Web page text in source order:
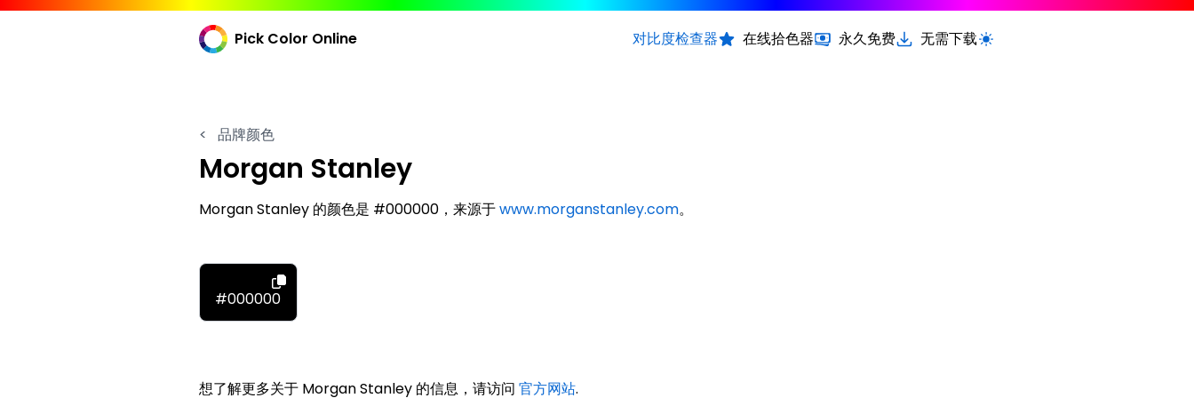
Pick Color Online 对比度检查器 在线拾色器 永久免费 无需下载切换浅色 / 深色模式
< 品牌颜色
Morgan Stanley
Morgan Stanley 的颜色是 #000000，来源于www.morganstanley.com。
#000000
想了解更多关于 Morgan Stanley 的信息，请访问 官方网站.